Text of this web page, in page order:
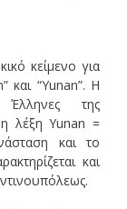
κείμενο για
και “Yunan”. Η
της
η λέξη Yunan =
και το
και